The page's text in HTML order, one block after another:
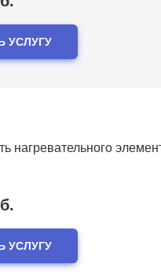
УСЛУГУ
нагревательного
УСЛУГУ